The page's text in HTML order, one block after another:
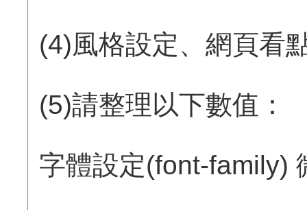
(4)風格設定、網頁看
(5)請整理以下數值：
字體設定(font-family)